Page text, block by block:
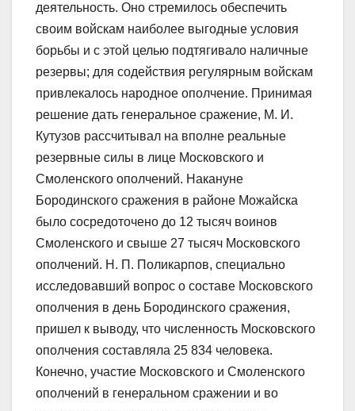
деятельность. Оно стремилось обеспечить
своим войскам наиболее выгодные условия
борьбы и с этой целью подтягивало наличные
резервы; для содействия регулярным войскам
привлекалось народное ополчение. Принимая
решение дать генеральное сражение, М. И.
Кутузов рассчитывал на вполне реальные
резервные силы в лице Московского и
Смоленского ополчений. Накануне
Бородинского сражения в районе Можайска
было сосредоточено до 12 тысяч воинов
Смоленского и свыше 27 тысяч Московского
ополчений. Н. П. Поликарпов, специально
исследовавший вопрос о составе Московского
ополчения в день Бородинского сражения,
пришел к выводу, что численность Московского
ополчения составляла 25 834 человека.
Конечно, участие Московского и Смоленского
ополчений в генеральном сражении и во